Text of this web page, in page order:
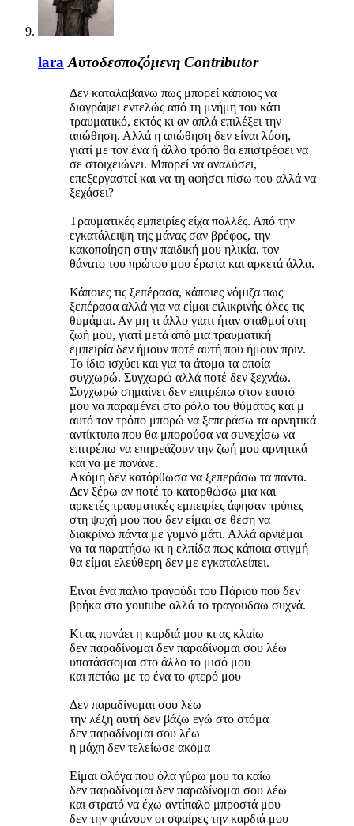
lara Αυτοδεσποζόμενη Contributor
Δεν καταλαβαινω πως μπορεί κάποιος να
διαγράψει εντελώς από τη μνήμη του κάτι
τραυματικό, εκτός κι αν απλά επιλέξει την
απώθηση. Αλλά η απώθηση δεν είναι λύση,
γιατί με τον ένα ή άλλο τρόπο θα επιστρέφει να
σε στοιχειώνει. Μπορεί να αναλύσει,
επεξεργαστεί και να τη αφήσει πίσω του αλλά να
ξεχάσει?
Τραυματικές εμπειρίες είχα πολλές. Από την
εγκατάλειψη της μάνας σαν βρέφος, την
κακοποίηση στην παιδική μου ηλικία, τον
θάνατο του πρώτου μου έρωτα και αρκετά άλλα.
Κάποιες τις ξεπέρασα, κάποιες νόμιζα πως
ξεπέρασα αλλά για να είμαι ειλικρινής όλες τις
θυμάμαι. Αν μη τι άλλο γιατι ήταν σταθμοί στη
ζωή μου, γιατί μετά από μια τραυματική
εμπειρία δεν ήμουν ποτέ αυτή που ήμουν πριν.
Το ίδιο ισχύει και για τα άτομα τα οποία
συγχωρώ. Συγχωρώ αλλά ποτέ δεν ξεχνάω.
Συγχωρώ σημαίνει δεν επιτρέπω στον εαυτό
μου να παραμένει στο ρόλο του θύματος και μ
αυτό τον τρόπο μπορώ να ξεπεράσω τα αρνητικά
αντίκτυπα που θα μπορούσα να συνεχίσω να
επιτρέπω να επηρεάζουν την ζωή μου αρνητικά
και να με πονάνε.
Ακόμη δεν κατόρθωσα να ξεπεράσω τα παντα.
Δεν ξέρω αν ποτέ το κατορθώσω μια και
αρκετές τραυματικές εμπειρίες άφησαν τρύπες
στη ψυχή μου που δεν είμαι σε θέση να
διακρίνω πάντα με γυμνό μάτι. Αλλά αρνιέμαι
να τα παρατήσω κι η ελπίδα πως κάποια στιγμή
θα είμαι ελεύθερη δεν με εγκαταλείπει.
Ειναι ένα παλιο τραγούδι του Πάριου που δεν
βρήκα στο youtube αλλά το τραγουδαω συχνά.
Κι ας πονάει η καρδιά μου κι ας κλαίω
δεν παραδίνομαι δεν παραδίνομαι σου λέω
υποτάσσομαι στο άλλο το μισό μου
και πετάω με το ένα το φτερό μου
Δεν παραδίνομαι σου λέω
την λέξη αυτή δεν βάζω εγώ στο στόμα
δεν παραδίνομαι σου λέω
η μάχη δεν τελείωσε ακόμα
Είμαι φλόγα που όλα γύρω μου τα καίω
δεν παραδίνομαι δεν παραδίνομαι σου λέω
και στρατό να έχω αντίπαλο μπροστά μου
δεν την φτάνουν οι σφαίρες την καρδιά μου